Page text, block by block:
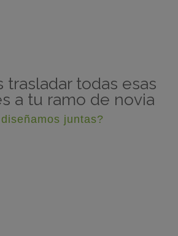
trasladar todas esas
a tu ramo de novia
juntas?